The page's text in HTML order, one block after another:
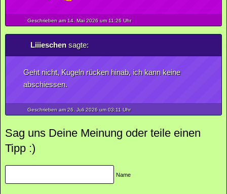
Geschrieben am 14. Mai2026um 11:26 Uhr
Liiieschensagte:
Geht nicht, Kugeln rücken hinab, ich kann keine
abschiessen.
Geschrieben am 26. Juli2026um 03:11 Uhr
Sag uns Deine Meinung oder teile einen
Tipp :)
Name